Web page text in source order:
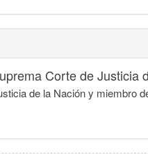
Corte de Justicia
de la Nación y miembro